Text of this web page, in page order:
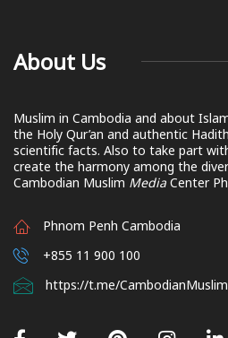
About Us
Muslim in Cambodia and about
the Holy Qur’an and authentic
scientific facts. Also to take part
create the harmony among the
Cambodian Muslim Media Center
Phnom Penh Cambodia
+855 11 900 100
https://t.me/